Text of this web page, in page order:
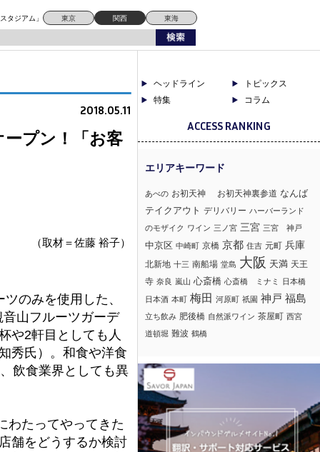
タジアム」 東京 関西 東海
2018.05.11
プン！「お客
（取材＝佐藤 裕子）
のみを使用した、
山フルーツガーデ
や2軒目としても人
秀氏）。和食や洋食
飲食業界としても異
わたってやってきた
舗をどうするか検討
ヘッドライン
トピックス
特集
コラム
ACCESS RANKING
あべの お初天神 お初天神裏参道 なんば
テイクアウト デリバリー ハーバーランド
のモザイク ワイン 三ノ宮 三宮 三宮 神戸
中京区 中崎町 京橋 京都 住吉 元町 兵庫
北新地 十三 南船場 堂島 大阪 天満 天王
寺 奈良 嵐山 心斎橋 心斎橋 ミナミ 日本橋
日本酒 本町 梅田 河原町 祇園 神戸 福島
立ち飲み 肥後橋 自然派ワイン 茶屋町 西宮
道頓堀 難波 鶴橋